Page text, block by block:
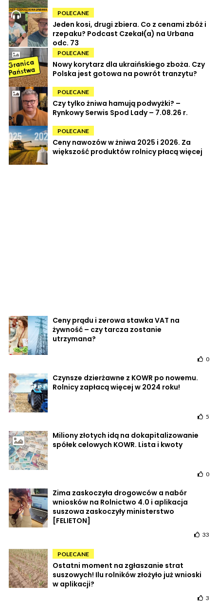
POLECANE
Jeden kosi, drugi zbiera. Co z cenami zbóż i
rzepaku? Podcast Czekał(a) na Urbana
odc. 73
POLECANE
Nowy korytarz dla ukraińskiego zboża. Czy
Polska jest gotowa na powrót tranzytu?
POLECANE
Czy tylko żniwa hamują podwyżki? –
Rynkowy Serwis Spod Lady – 7.08.26 r.
POLECANE
Ceny nawozów w żniwa 2025 i 2026. Za
większość produktów rolnicy płacą więcej
Ceny prądu i zerowa stawka VAT na
żywność – czy tarcza zostanie
utrzymana?
0
Czynsze dzierżawne z KOWR po nowemu.
Rolnicy zapłacą więcej w 2024 roku!
5
Miliony złotych idą na dokapitalizowanie
spółek celowych KOWR. Lista i kwoty
0
Zima zaskoczyła drogowców a nabór
wniosków na Rolnictwo 4.0 i aplikacja
suszowa zaskoczyły ministerstwo
[FELIETON]
33
POLECANE
Ostatni moment na zgłaszanie strat
suszowych! Ilu rolników złożyło już wnioski
w aplikacji?
3